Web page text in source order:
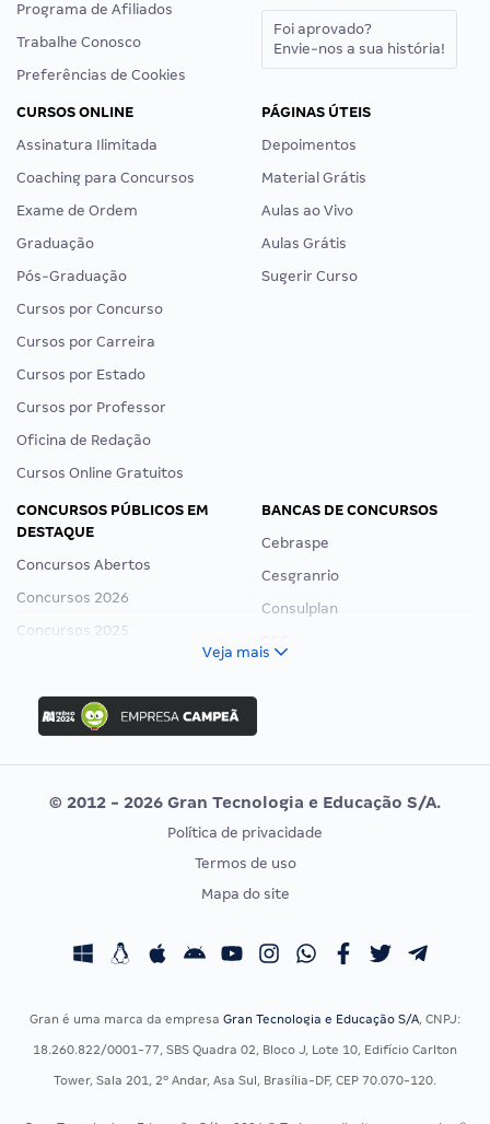
Programa de Afiliados
Trabalhe Conosco
Preferências de Cookies
Foi aprovado?
Envie-nos a sua história!
CURSOS ONLINE
Assinatura Ilimitada
Coaching para Concursos
Exame de Ordem
Graduação
Pós-Graduação
Cursos por Concurso
Cursos por Carreira
Cursos por Estado
Cursos por Professor
Oficina de Redação
Cursos Online Gratuitos
PÁGINAS ÚTEIS
Depoimentos
Material Grátis
Aulas ao Vivo
Aulas Grátis
Sugerir Curso
CONCURSOS PÚBLICOS EM
DESTAQUE
Concursos Abertos
Concursos 2026
Concursos 2025
Concurso Ibama
Concurso MPU
Editais publicados
BANCAS DE CONCURSOS
Cebraspe
Cesgranrio
Consulplan
Vunesp
CONCURSOS POR PROFISSÃO
Concursos Fiscais
Concursos Saúde
EXAME DE ORDEM
Calendário OAB
Veja mais
© 2012 - 2026 Gran Tecnologia e Educação S/A.
Política de privacidade
Termos de uso
Mapa do site
Gran é uma marca da empresa Gran Tecnologia e Educação S/A, CNPJ:
18.260.822/0001-77, SBS Quadra 02, Bloco J, Lote 10, Edifício Carlton
Tower, Sala 201, 2º Andar, Asa Sul, Brasília-DF, CEP 70.070-120.